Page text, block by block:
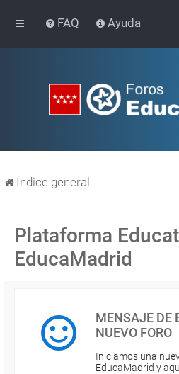
FAQ Ayuda
Índice general
Plataforma
EducaMadrid
MENSAJE DE
NUEVO FORO
Iniciamos una
EducaMadrid y